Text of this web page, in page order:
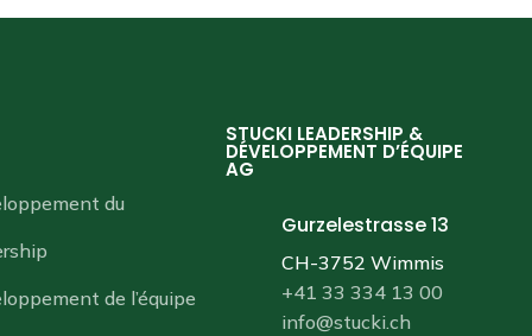
du
de l’équipe
STUCKI LEADERSHIP &
DÉVELOPPEMENT D’ÉQUIPE
AG
Gurzelestrasse 13
CH-3752 Wimmis
+41 33 334 13 00
info@stucki.ch